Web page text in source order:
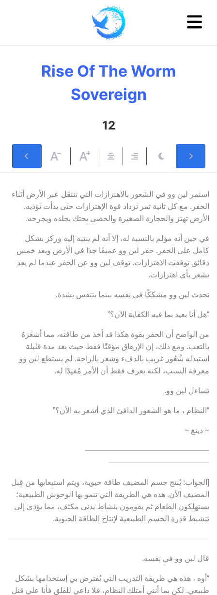
Rise Of The Worm
Sovereign
12
استمر لين وو في الشعور بالاهتزازات التي تنتقل عبر الأرض أثناء
الحفر. مع كل ثانية تمر تزداد قوة الإهتزازات حتى بدأت تؤذيه.
الأرض تهتز والحجارة الصغيرة والحصى يحتك بجلده ويجرحه.
في حين أنه مؤلم بالنسبة له، إلا أنه لم ينتبه إليه وركز بشكل
كامل على الحفر. حفر لين وو عميقًا جدًا في الأرض وبعد خمس
دقائق توقفت الاهتزازات. توقف لين وو عن الحفر عندما لم يعد
يشعر بأي اهتزازات.
تحدث لين وو مشككًا في نفسه بينما يتنفس بشدة.
“هل أنا بعيد بما فيه الكفاية الآن؟”
من الواضح أن الحفر بقوة هكذا قد أخذ من طاقته، مما أشعَرَهُ
بالتعب. ومع ذلك، إن الإرهاق مؤقتًا فقط حيث بعد مدة قليلة
استبدله شُعُور غريب بالدفء وشعر بالراحة. لم يستطع لين وو
معرفة السبب، لكنه يعرف فقط أن الأمر مُفيدًا له.
تساءل لين وو.
“النظام ، ما هو الشعور الدافئ الذي أشعر به الأن؟”
~ دينغ ~
————————————————
—————————————
[الجواب: يُنتج جسم المضيف طاقة حيوية، ويتم استيعابها من قِبل
المضيف الأن. هذه هي الطريقة التي تنمو بها الوحوش الطبيعية؛
يستهلكون الطعام ثم يقومون بنشاط بدني مكثف، مما يؤدي إلى
تنشيط قدرة الجسم الطبيعية لإنتاج الطاقة الحيوية.
قال لين وو في نفسه.
“أوه ، هذه هي طريقة التدريب التي يُفترض بي إستخدامها بشكل
طبيعي. لكن بما أنني أمتلك النظام، فلا داعي للقلق فأنا علي قتل